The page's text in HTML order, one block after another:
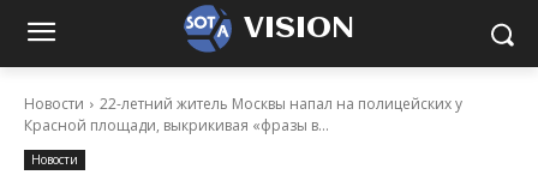
VISION
Новости
22-летний житель Москвы напал на полицейских у
Красной площади, выкрикивая «фразы в...
Новости